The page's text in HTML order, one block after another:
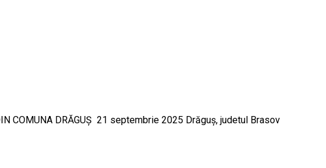
COMUNA DRĂGUȘ 21 septembrie 2025 Drăguș, judetul Brasov